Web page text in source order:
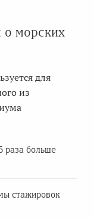
о морских
для
из
раза больше
стажировок